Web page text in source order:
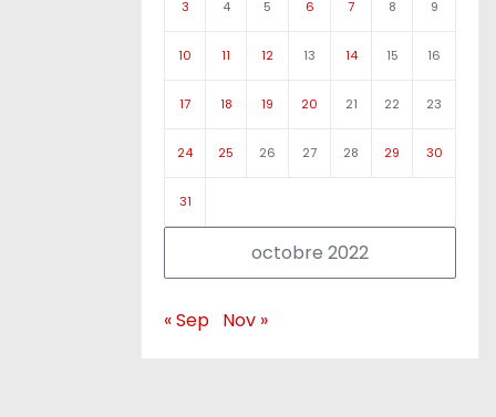
octobre 2022
3 4 5 6 7 8 9
10 11 12 13 14 15 16
17 18 19 20 21 22 23
24 25 26 27 28 29 30
31
« Sep Nov »